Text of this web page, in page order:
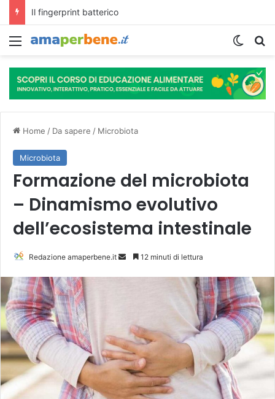
Menu
Home / Da sapere / Microbiota
Microbiota
Formazione del microbiota
– Dinamismo evolutivo
dell’ecosistema intestinale
Redazione amaperbene.it
n
'
e
m
12 minuti di lettura